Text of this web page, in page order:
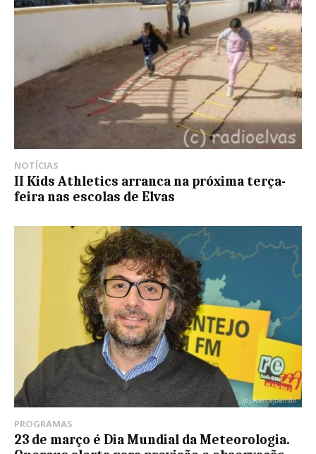
NOTÍCIAS
II Kids Athletics arranca na próxima terça-
feira nas escolas de Elvas
PROGRAMAS
23 de março é Dia Mundial da Meteorologia.